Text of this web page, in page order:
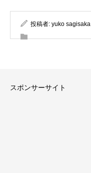
投稿者: yuko sagisaka
スポンサーサイト